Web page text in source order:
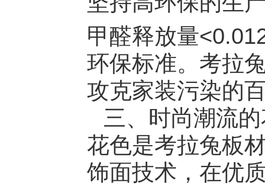
甲醛释放量
环保标准。考拉
攻克家装污染的
三、时尚潮流
花色是考拉兔板
饰面技术，在优